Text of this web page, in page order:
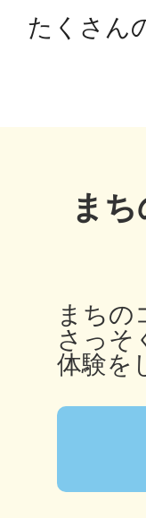
たくさん
ま
まちの
さっそ
体験を